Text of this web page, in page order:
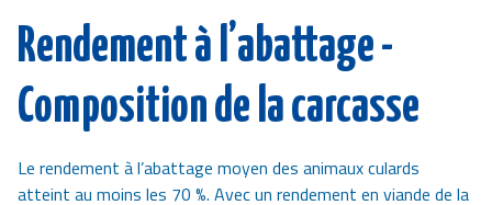
Rendement à l’abattage -
Composition de la carcasse
Le rendement à l’abattage moyen des animaux culards
atteint au moins les 70 %. Avec un rendement en viande de la